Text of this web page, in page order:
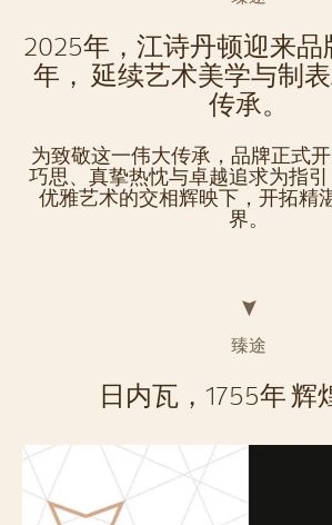
2025年，江诗丹顿迎来品
年， 延续艺术美学与制
传承。
为致敬这一伟大传承，品牌正式
巧思、真挚热忱与卓越追求为指
优雅艺术的交相辉映下，开拓精
界。
臻途
日内瓦，1755年 辉